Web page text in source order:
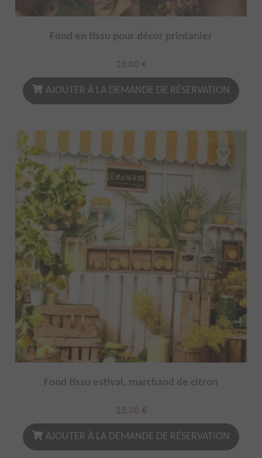
Fond en tissu pour décor printanier
25.00 €
AJOUTER À LA DEMANDE DE RÉSERVATION
Fond tissu estival, marchand de citron
25.00 €
AJOUTER À LA DEMANDE DE RÉSERVATION